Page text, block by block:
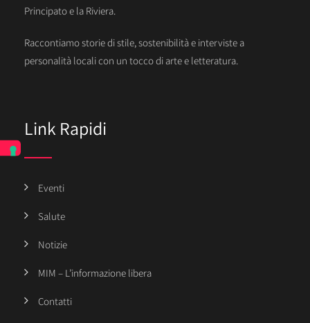
Principato e la Riviera.
Raccontiamo storie di stile, sostenibilità e interviste a
personalità locali con un tocco di arte e letteratura.
Link Rapidi
Eventi
Salute
Notizie
MIM – L’informazione libera
Contatti